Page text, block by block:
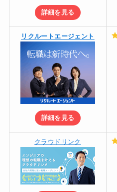
詳細を見る
リクルートエージェント
詳細を見る
クラウドリンク